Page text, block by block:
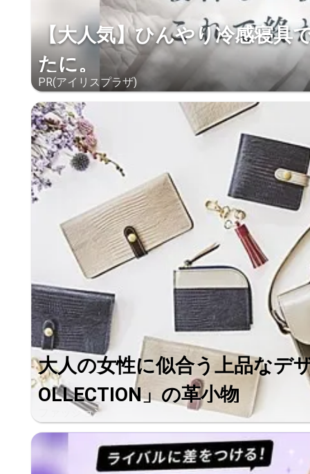
【大人気】ひんやり冷感寝具
たに。
PR(アイリスプラザ)
大人の女性に似合う上品なデ
OLLECTION」の革小物
ファッション